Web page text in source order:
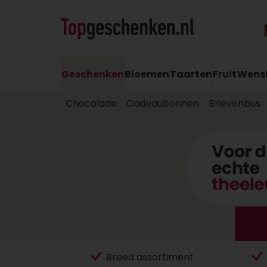
GeschenkenBloemenTaartenFruit
Chocolade Cadeaubonnen Brievenbus
Breed assortiment